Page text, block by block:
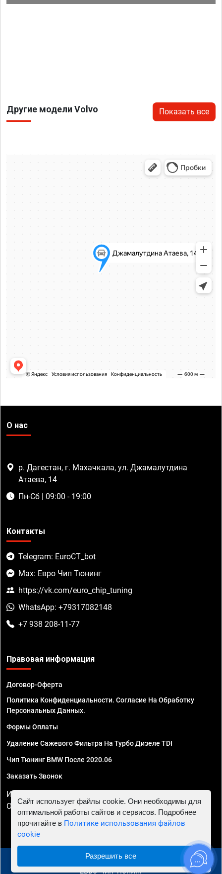
Другие модели Volvo Показать все
О нас
р. Дагестан, г. Махачкала, ул. Джамалутдина
Атаева, 14
Пн-Сб | 09:00 - 19:00
Контакты
Telegram: EuroCT_bot
Max: Евро Чип Тюнинг
https://vk.com/euro_chip_tuning
WhatsApp: +79317082148
+7 938 208-11-77
Правовая информация
Договор-Оферта
Политика Конфиденциальности. Согласие На Обработку
Персональных Данных.
Формы Оплаты
Удаление Сажевого Фильтра На Турбо Дизеле TDI
Чип Тюнинг BMW После 2020.06
Заказать Звонок
ИП Смирнов Георгий Павлович. ИНН 781302555843,
ОГРНИП 324470400032610
© 2010 - 2026 Чип тюнинг в Махачкале - Автосервис
"Евро Чип Тюнинг"
Сайт использует файлы cookie. Они необходимы для
оптимальной работы сайтов и сервисов. Подробнее
прочитайте в Политике использования файлов
cookie
Разрешить все